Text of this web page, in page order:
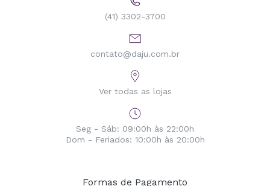
(41) 3302-3700
contato@daju.com.br
Ver todas as lojas
Seg - Sáb: 09:00h às 22:00h
Dom - Feriados: 10:00h às 20:00h
Formas de Pagamento